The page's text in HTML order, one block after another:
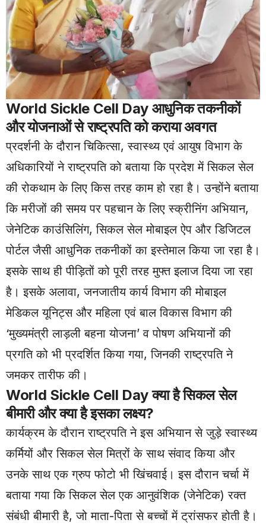
World Sickle Cell Day आधुनिक तकनीकों
और योजनाओं से राष्ट्रपति को कराया अवगत
प्रदर्शनी के दौरान चिकित्सा, स्वास्थ्य एवं आयुष विभाग के
अधिकारियों ने राष्ट्रपति को बताया कि प्रदेश में सिकल सेल
की रोकथाम के लिए किस तरह काम हो रहा है। उन्होंने बताया
कि मरीजों की समय पर पहचान के लिए स्क्रीनिंग अभियान,
जेनेटिक काउंसिलिंग, सिकल सेल मोबाइल ऐप और डिजिटल
पोर्टल जैसी आधुनिक तकनीकों का इस्तेमाल किया जा रहा है।
इसके साथ ही पीड़ितों को पूरी तरह मुफ्त इलाज दिया जा रहा
है। इसके अलावा, जनजातीय कार्य विभाग की मोबाइल
मेडिकल यूनिट्स और महिला एवं बाल विकास विभाग की
‘मुख्यमंत्री लाड़ली बहना योजना’ व पोषण अभियानों की
प्रगति को भी प्रदर्शित किया गया, जिनकी राष्ट्रपति ने
जमकर तारीफ की।
World Sickle Cell Day क्या है सिकल सेल
बीमारी और क्या है इसका लक्ष्य?
कार्यक्रम के दौरान राष्ट्रपति ने इस अभियान से जुड़े स्वास्थ्य
कर्मियों और सिकल सेल मित्रों के साथ संवाद किया और
उनके साथ एक ग्रुप फोटो भी खिंचवाई। इस दौरान चर्चा में
बताया गया कि सिकल सेल एक आनुवंशिक (जेनेटिक) रक्त
संबंधी बीमारी है, जो माता-पिता से बच्चों में ट्रांसफर होती है।